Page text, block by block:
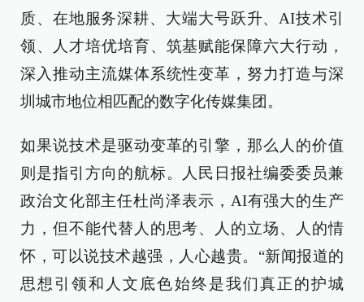
质、在地服务深耕、大端大号跃升、AI技术引
领、人才培优培育、筑基赋能保障六大行动，
深入推动主流媒体系统性变革，努力打造与深
圳城市地位相匹配的数字化传媒集团。
如果说技术是驱动变革的引擎，那么人的价值
则是指引方向的航标。人民日报社编委委员兼
政治文化部主任杜尚泽表示，AI有强大的生产
力，但不能代替人的思考、人的立场、人的情
怀，可以说技术越强，人心越贵。“新闻报道的
思想引领和人文底色始终是我们真正的护城